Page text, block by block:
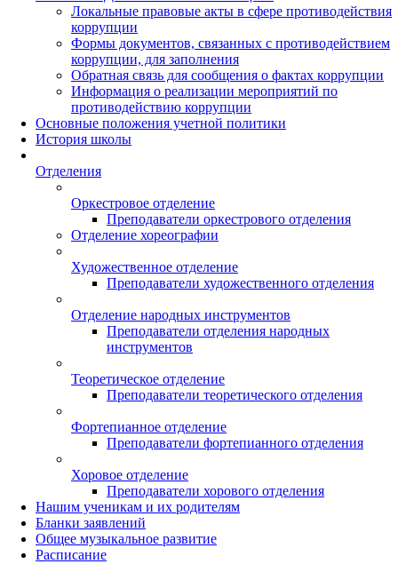
Локальные правовые акты в сфере противодействия
коррупции
Формы документов, связанных с противодействием
коррупции, для заполнения
Обратная связь для сообщения о фактах коррупции
Информация о реализации мероприятий по
противодействию коррупции
Основные положения учетной политики
История школы
Отделения
Оркестровое отделение
Преподаватели оркестрового отделения
Отделение хореографии
Художественное отделение
Преподаватели художественного отделения
Отделение народных инструментов
Преподаватели отделения народных
инструментов
Теоретическое отделение
Преподаватели теоретического отделения
Фортепианное отделение
Преподаватели фортепианного отделения
Хоровое отделение
Преподаватели хорового отделения
Нашим ученикам и их родителям
Бланки заявлений
Общее музыкальное развитие
Расписание